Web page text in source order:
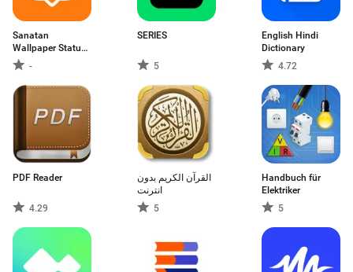
Sanatan
Wallpaper Status
Aarti-
SERIES
5
English Hindi
Dictionary
4.72
PDF Reader
4.29
القرآن الكريم بدون
انترنت
5
Handbuch für
Elektriker
5